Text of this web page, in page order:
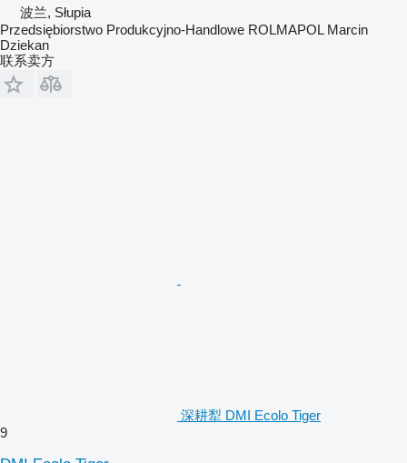
波兰, Słupia
Przedsiębiorstwo Produkcyjno-Handlowe ROLMAPOL Marcin
Dziekan
联系卖方
深耕犁 DMI Ecolo Tiger
9